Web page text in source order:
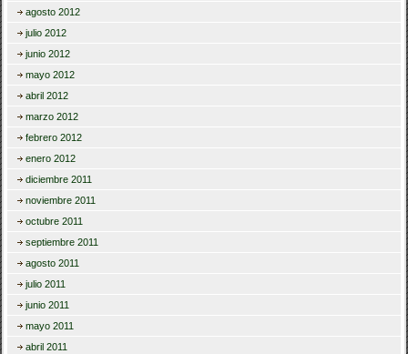
agosto 2012
julio 2012
junio 2012
mayo 2012
abril 2012
marzo 2012
febrero 2012
enero 2012
diciembre 2011
noviembre 2011
octubre 2011
septiembre 2011
agosto 2011
julio 2011
junio 2011
mayo 2011
abril 2011